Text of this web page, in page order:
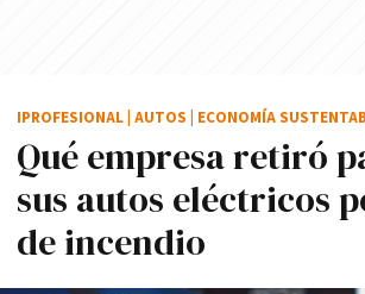
Qué empresa retiró
sus autos eléctricos
de incendio
IPROFESIONAL AUTOS ECONOMÍA